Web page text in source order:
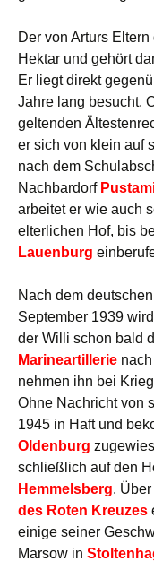
Der von Arturs
Hektar und gehört
Er liegt direkt
Jahre lang besucht.
geltenden
er sich von klein auf
nach dem
Nachbardorf
arbeitet er wie auch
elterlichen Hof, bis
Lauenburg
Nach dem deutschen
September 1939
der Willi schon bald
Marineartillerie nach
nehmen ihn bei
Ohne Nachricht von
1945 in Haft und
Oldenburg
schließlich auf den
Hemmelsberg.
des Roten Kreuzes
einige seiner
Marsow in